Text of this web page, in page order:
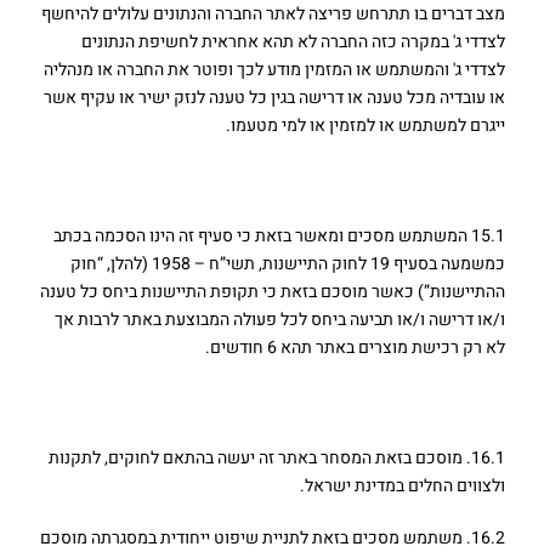
מצב דברים בו תתרחש פריצה לאתר החברה והנתונים עלולים להיחשף
לצדדי ג' במקרה כזה החברה לא תהא אחראית לחשיפת הנתונים
לצדדי ג' והמשתמש או המזמין מודע לכך ופוטר את החברה או מנהליה
או עובדיה מכל טענה או דרישה בגין כל טענה לנזק ישיר או עקיף אשר
ייגרם למשתמש או למזמין או למי מטעמו.
15.1 המשתמש מסכים ומאשר בזאת כי סעיף זה הינו הסכמה בכתב
כמשמעה בסעיף 19 לחוק התיישנות, תשי”ח – 1958 (להלן, “חוק
ההתיישנות”) כאשר מוסכם בזאת כי תקופת התיישנות ביחס כל טענה
ו/או דרישה ו/או תביעה ביחס לכל פעולה המבוצעת באתר לרבות אך
לא רק רכישת מוצרים באתר תהא 6 חודשים.
16.1. מוסכם בזאת המסחר באתר זה יעשה בהתאם לחוקים, לתקנות
ולצווים החלים במדינת ישראל.
16.2. משתמש מסכים בזאת לתניית שיפוט ייחודית במסגרתה מוסכם